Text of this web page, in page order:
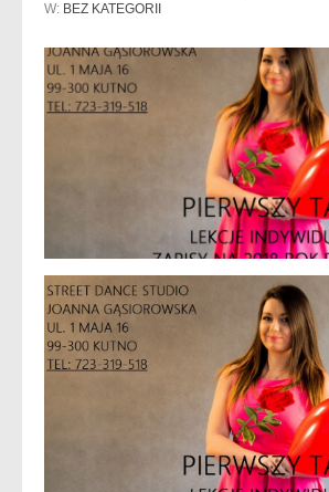
W: BEZ KATEGORII